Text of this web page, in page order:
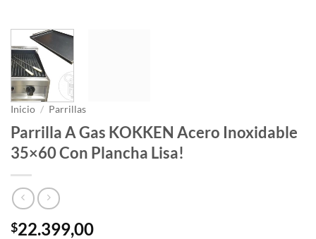
Inicio / Parrillas
Parrilla A Gas KOKKEN Acero Inoxidable
35×60 Con Plancha Lisa!
$22.399,00